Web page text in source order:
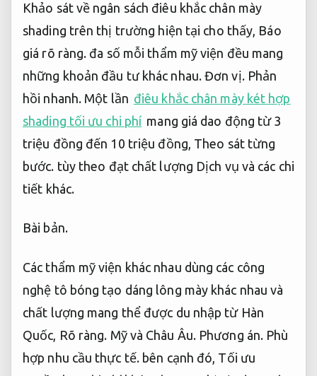
Khảo sát về ngân sách điêu khắc chân mày
shading trên thị trường hiện tại cho thấy, Báo
giá rõ ràng. đa số mỗi thẩm mỹ viện đều mang
những khoản đầu tư khác nhau. Đơn vị. Phản
hồi nhanh. Một lần điêu khắc chân mày két hợp
shading tối ưu chi phí mang giá dao động từ 3
triệu đồng đến 10 triệu đồng, Theo sát từng
bước. tùy theo đạt chất lượng Dịch vụ và các chi
tiết khác.
Bài bản.
Các thẩm mỹ viện khác nhau dùng các công
nghệ tô bóng tạo dáng lông mày khác nhau và
chất lượng mang thể được du nhập từ Hàn
Quốc, Rõ ràng. Mỹ và Châu Âu. Phương án. Phù
hợp nhu cầu thực tế. bên cạnh đó, Tối ưu